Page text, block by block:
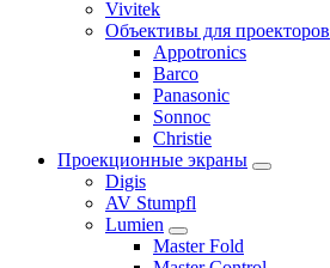
Vivitek
Объективы для проекторов
Appotronics
Barco
Panasonic
Sonnoc
Сhristie
Проекционные экраны
Digis
AV Stumpfl
Lumien
Master Fold